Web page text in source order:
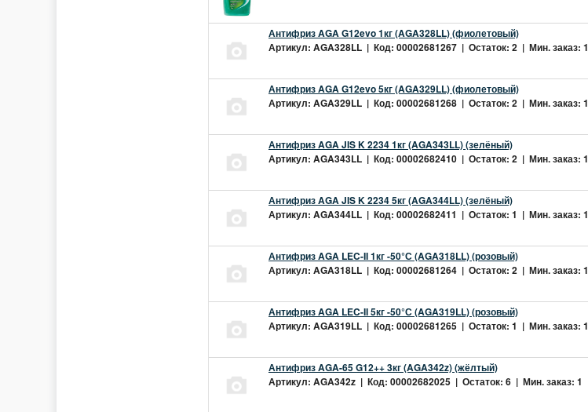
Антифриз AGA G12evo 1кг (AGA328LL) (фиолетовый)
Артикул: AGA328LL | Код: 00002681267 | Остаток: 2 | Мин. заказ: 1
Антифриз AGA G12evo 5кг (AGA329LL) (фиолетовый)
Артикул: AGA329LL | Код: 00002681268 | Остаток: 2 | Мин. заказ: 1
Антифриз AGA JIS K 2234 1кг (AGA343LL) (зелёный)
Артикул: AGA343LL | Код: 00002682410 | Остаток: 2 | Мин. заказ: 1
Антифриз AGA JIS K 2234 5кг (AGA344LL) (зелёный)
Артикул: AGA344LL | Код: 00002682411 | Остаток: 1 | Мин. заказ: 1
Антифриз AGA LEC-II 1кг -50°С (AGA318LL) (розовый)
Артикул: AGA318LL | Код: 00002681264 | Остаток: 2 | Мин. заказ: 1
Антифриз AGA LEC-II 5кг -50°С (AGA319LL) (розовый)
Артикул: AGA319LL | Код: 00002681265 | Остаток: 1 | Мин. заказ: 1
Антифриз AGA-65 G12++ 3кг (AGA342z) (жёлтый)
Артикул: AGA342z | Код: 00002682025 | Остаток: 6 | Мин. заказ: 1